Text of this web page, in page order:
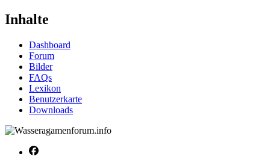
Inhalte
Dashboard
Forum
Bilder
FAQs
Lexikon
Benutzerkarte
Downloads